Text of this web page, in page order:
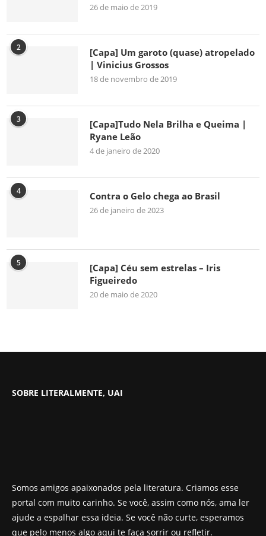
26 de maio de 2019
2
[Capa] Um garoto (quase) atropelado
| Vinicius Grossos
18 de novembro de 2019
3
[Capa]Tudo Nela Brilha e Queima |
Ryane Leão
4 de janeiro de 2020
4 Contra o Gelo chega ao Brasil
26 de janeiro de 2023
5
[Capa] Céu sem estrelas – Iris
Figueiredo
20 de maio de 2020
SOBRE LITERALMENTE, UAI
Somos amigos apaixonados pela literatura. Criamos esse
portal com muito carinho. Se você, assim como nós, ama ler
ajude a espalhar essa ideia. Se você não curte, esperamos
que pelo menos algo aqui te faça sorrir ou refletir.